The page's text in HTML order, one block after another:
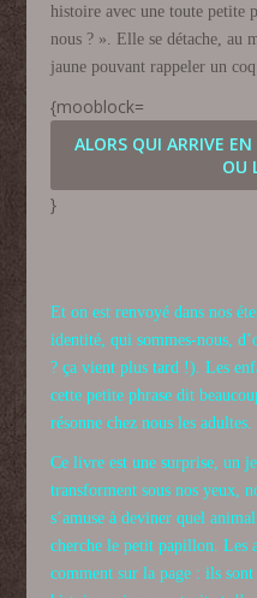
histoire avec une toute petite
nous ? ». Elle se détache, au
jaune pouvant rappeler un
{mooblock=
ALORS QUI ARRIVE EN
OU
}
Et on est renvoyé dans nos
identité, qui sommes-nous,
? ça vient plus tard !). Les
cette petite phrase dit
résonne chez nous les adultes.
Ce livre est une surprise, un
transforment sous nos yeux,
s’amuse à deviner quel
cherche le petit papillon. Les
comment sur la page : ils